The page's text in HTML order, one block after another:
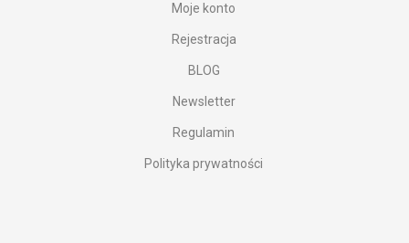
Moje konto
Rejestracja
BLOG
Newsletter
Regulamin
Polityka prywatności